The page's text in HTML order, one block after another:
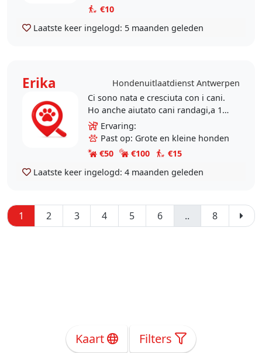
€10
Laatste keer ingelogd: 5 maanden geleden
Erika
Hondenuitlaatdienst Antwerpen
Ci sono nata e cresciuta con i cani.
Ho anche aiutato cani randagi,a 16
anni ho adottato un cane al canile,
cresciuto proprio come un figlio, 14
anni..
Ervaring:
Past op: Grote en kleine honden
€50
€100
€15
Laatste keer ingelogd: 4 maanden geleden
1 2 3 4 5 6 .. 8
Kaart Filters